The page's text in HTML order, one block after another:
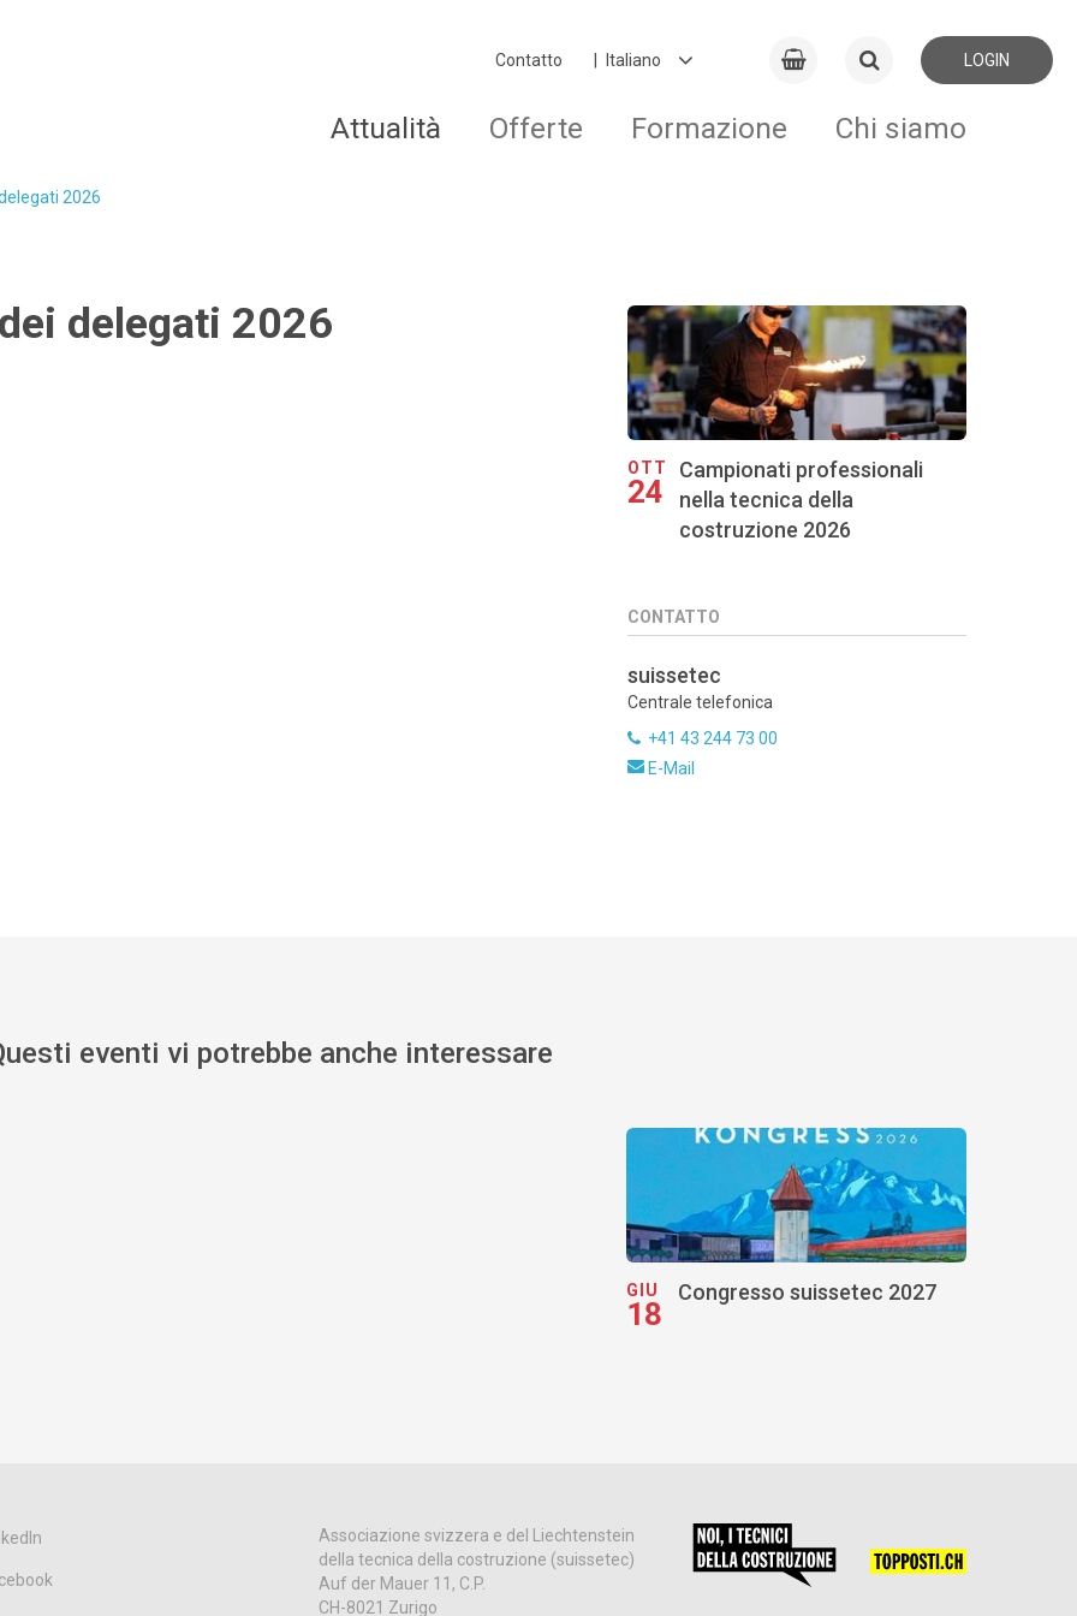
Contatto LOGIN
Attualità Offerte Formazione Chi siamo
2026
delegati 2026
OTT
24
Campionati professionali
nella tecnica della
costruzione 2026
CONTATTO
suissetec
Centrale telefonica
+41 43 244 73 00
E-Mail
eventi vi potrebbe anche interessare
GIU
18
Congresso suissetec 2027
Associazione svizzera e del Liechtenstein
della tecnica della costruzione (suissetec)
Auf der Mauer 11, C.P.
CH-8021 Zurigo